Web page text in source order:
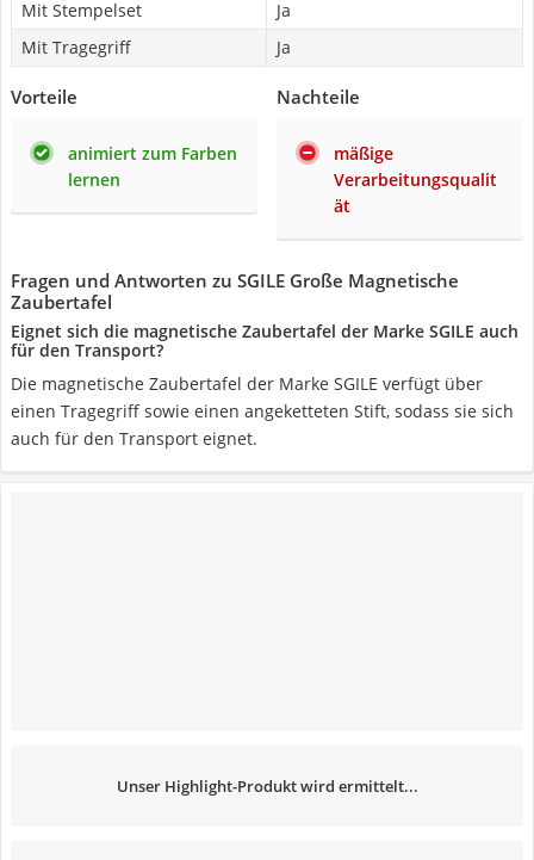
Mit Stempelset
Ja
Mit Tragegriff
Ja
Vorteile
animiert zum Farben
lernen
Nachteile
mäßige
Verarbeitungsqualit
ät
Fragen und Antworten zu SGILE Große Magnetische
Zaubertafel
Eignet sich die magnetische Zaubertafel der Marke SGILE auch
für den Transport?
Die magnetische Zaubertafel der Marke SGILE verfügt über
einen Tragegriff sowie einen angeketteten Stift, sodass sie sich
auch für den Transport eignet.
Unser Highlight-Produkt wird ermittelt...